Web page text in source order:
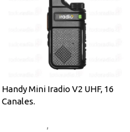
Handy Mini Iradio V2 UHF, 16
Canales.
,